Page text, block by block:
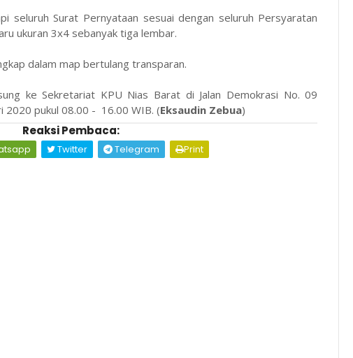
seluruh Surat Pernyataan sesuai dengan seluruh Persyaratan
ukuran 3x4 sebanyak tiga lembar.
dalam map bertulang transparan.
ke Sekretariat KPU Nias Barat di Jalan Demokrasi No. 09
2020 pukul 08.00 - 16.00 WIB. (Eksaudin Zebua)
Reaksi Pembaca:
Twitter Telegram Print